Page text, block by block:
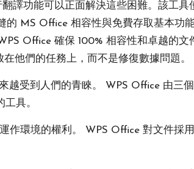
譯功能可以正面解決這些困難。該工具
MS Office 相容性與免費存取基本功
Office 確保 100% 相容性和卓越的
他們的任務上，而不是修復數據問題。
受到人們的青睞。 WPS Office 由三
具。
環境的權利。 WPS Office 對文件採